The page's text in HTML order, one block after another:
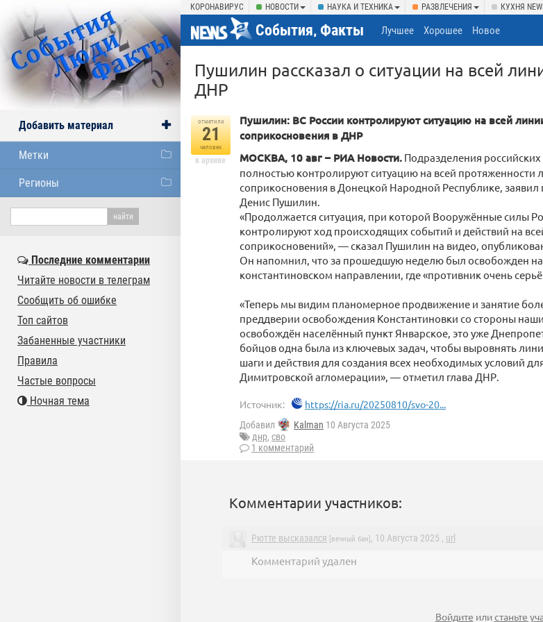
КОРОНАВИРУС НОВОСТИ НАУКА И ТЕХНИКА РАЗВЛЕЧЕНИЯ КУХНЯ
События, Факты Лучшее Хорошее Новое
Пушилин рассказал о ситуации на всей
ДНР
отметили
21
человек
в архиве
Пушилин: ВС России контролируют ситуацию на всей
соприкосновения в ДНР
МОСКВА, 10 авг – РИА Новости. Подразделения российских
полностью контролируют ситуацию на всей протяженности
соприкосновения в Донецкой Народной Республике, заявил
Денис Пушилин.
«Продолжается ситуация, при которой Вооружённые силы
контролируют ход происходящих событий и действий на
соприкосновений», — сказал Пушилин на видео,
Он напомнил, что за прошедшую неделю был освобожден
константиновском направлении, где «противник очень
«Теперь мы видим планомерное продвижение и занятие
преддверии освобождения Константиновки со стороны
освобождён населённый пункт Январское, это уже
бойцов одна была из ключевых задач, чтобы выровнять
шаги и действия для создания всех необходимых условий
Димитровской агломерации», — отметил глава ДНР.
Источник: https://ria.ru/20250810/svo-20...
Добавил Kalman 10 Августа 2025
днр, сво
1 комментарий
Комментарии участников:
Рютте высказался [вечный бан] , 10 Августа 2025 , url
Комментарий удален
Войдите илистаньте
Добавить материал
Метки
Регионы
Последние комментарии
Читайте новости в телеграм
Сообщить об ошибке
Топ сайтов
Забаненные участники
Правила
Частые вопросы
Ночная тема